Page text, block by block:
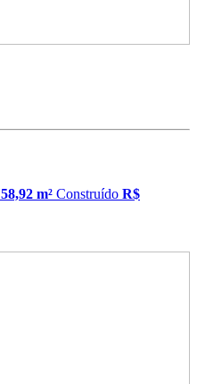
58,92 m² Construído R$